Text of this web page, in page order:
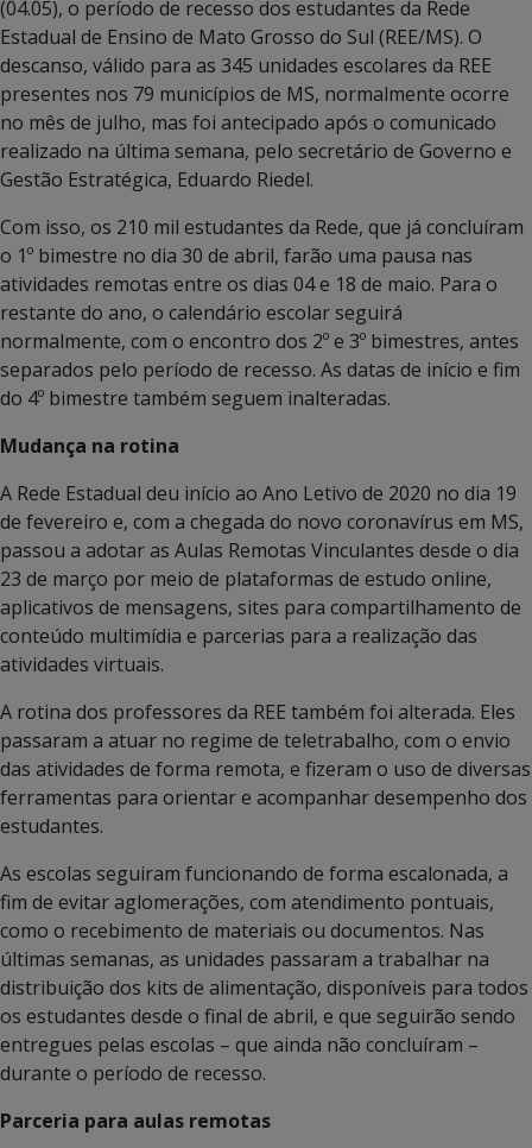
(04.05), o período de recesso dos estudantes da Rede
Estadual de Ensino de Mato Grosso do Sul (REE/MS). O
descanso, válido para as 345 unidades escolares da REE
presentes nos 79 municípios de MS, normalmente ocorre
no mês de julho, mas foi antecipado após o comunicado
realizado na última semana, pelo secretário de Governo e
Gestão Estratégica, Eduardo Riedel.
Com isso, os 210 mil estudantes da Rede, que já concluíram
o 1º bimestre no dia 30 de abril, farão uma pausa nas
atividades remotas entre os dias 04 e 18 de maio. Para o
restante do ano, o calendário escolar seguirá
normalmente, com o encontro dos 2º e 3º bimestres, antes
separados pelo período de recesso. As datas de início e fim
do 4º bimestre também seguem inalteradas.
Mudança na rotina
A Rede Estadual deu início ao Ano Letivo de 2020 no dia 19
de fevereiro e, com a chegada do novo coronavírus em MS,
passou a adotar as Aulas Remotas Vinculantes desde o dia
23 de março por meio de plataformas de estudo online,
aplicativos de mensagens, sites para compartilhamento de
conteúdo multimídia e parcerias para a realização das
atividades virtuais.
A rotina dos professores da REE também foi alterada. Eles
passaram a atuar no regime de teletrabalho, com o envio
das atividades de forma remota, e fizeram o uso de diversas
ferramentas para orientar e acompanhar desempenho dos
estudantes.
As escolas seguiram funcionando de forma escalonada, a
fim de evitar aglomerações, com atendimento pontuais,
como o recebimento de materiais ou documentos. Nas
últimas semanas, as unidades passaram a trabalhar na
distribuição dos kits de alimentação, disponíveis para todos
os estudantes desde o final de abril, e que seguirão sendo
entregues pelas escolas – que ainda não concluíram –
durante o período de recesso.
Parceria para aulas remotas